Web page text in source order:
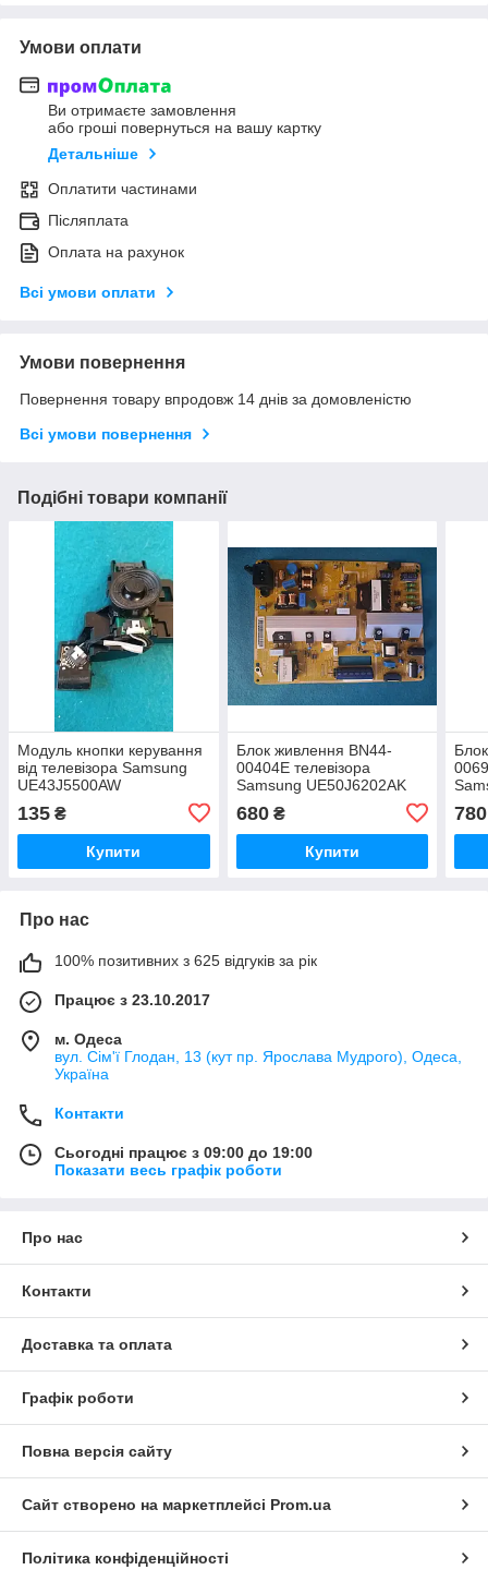
Умови оплати
Ви отримаєте замовлення
або гроші повернуться на вашу картку
Детальніше
Оплатити частинами
Післяплата
Оплата на рахунок
Всі умови оплати
Умови повернення
Повернення товару впродовж 14 днів за домовленістю
Всі умови повернення
Подібні товари компанії
Модуль кнопки керування
від телевізора Samsung
UE43J5500AW
135 ₴
Купити
Блок живлення BN44-
00404E телевізора
Samsung UE50J6202AK
680₴
Купити
780
Про нас
100% позитивних з 625 відгуків за рік
Працює з 23.10.2017
м. Одеса
вул. Сім'ї Глодан, 13 (кут пр. Ярослава Мудрого), Одеса,
Україна
Контакти
Сьогодні працює з 09:00 до 19:00
Показати весь графік роботи
Про нас
Контакти
Доставка та оплата
Графік роботи
Повна версія сайту
Сайт створено на маркетплейсі Prom.ua
Політика конфіденційності